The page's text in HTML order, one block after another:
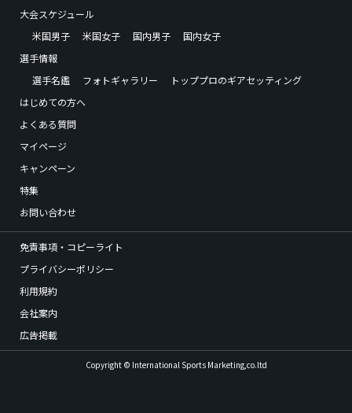
大会スケジュール
米国男子
米国女子 国内男子
国内女子
選手情報
選手名鑑
フォトギャラリー
トッププロのギアセッティング
はじめての方へ
よくある質問
マイページ
キャンペーン
特集
お問い合わせ
免責事項・コピーライト
プライバシーポリシー
利用規約
会社案内
広告掲載
Copyright © International Sports Marketing,co.ltd